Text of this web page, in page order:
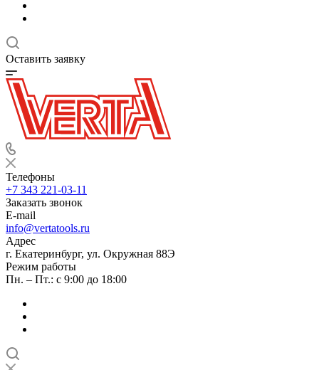
Оставить заявку
Телефоны
+7 343 221-03-11
Заказать звонок
E-mail
info@vertatools.ru
Адрес
г. Екатеринбург, ул. Окружная 88Э
Режим работы
Пн. – Пт.: с 9:00 до 18:00